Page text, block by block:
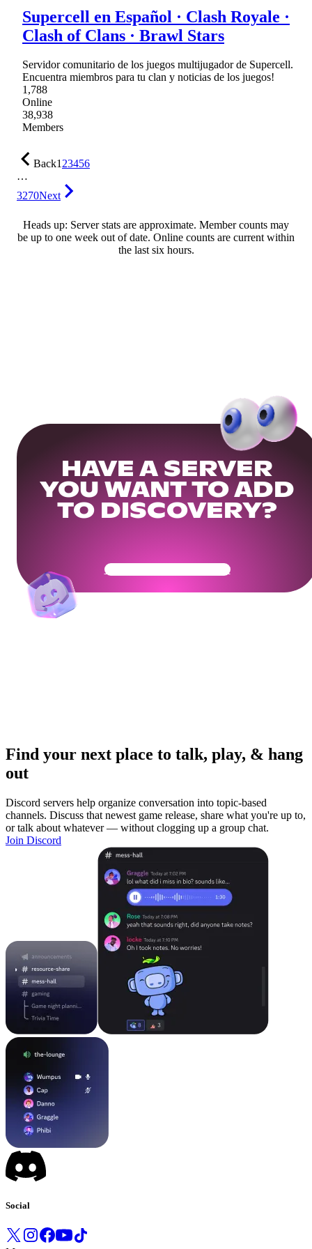
Supercell en Español · Clash Royale ·
Clash of Clans · Brawl Stars
Servidor comunitario de los juegos multijugador de Supercell.
Encuentra miembros para tu clan y noticias de los juegos!
1,788
Online
38,938
Members
Back123456
…
3270Next
Heads up: Server stats are approximate. Member counts may
be up to one week out of date. Online counts are current within
the last six hours.
HAVE A SERVER
YOU WANT TO ADD
TO DISCOVERY?
Get Your Community Ready
Find your next place to talk, play, & hang
out
Discord servers help organize conversation into topic-based
channels. Discuss that newest game release, share what you're up to,
or talk about whatever — without clogging up a group chat.
Join Discord
Social